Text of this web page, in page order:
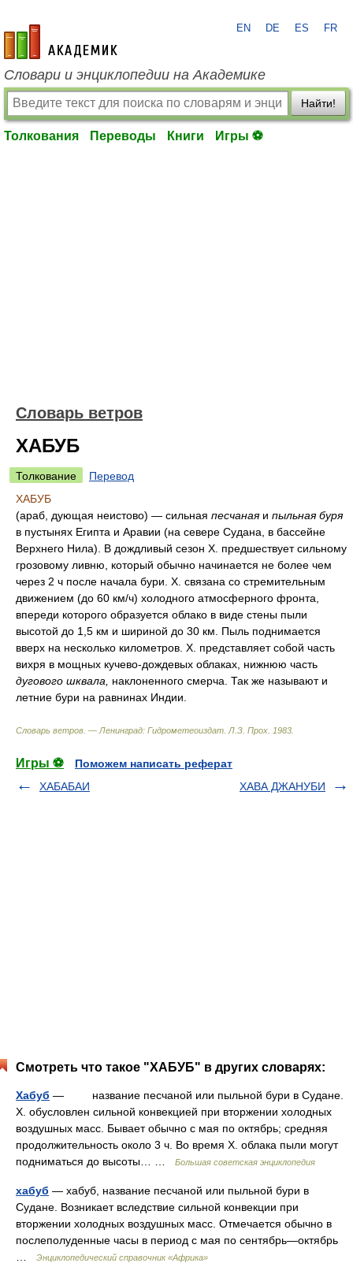
academic.ru
EN DE ES FR
Словари и энциклопедии на Академике
Найти!
Толкования Переводы Книги Игры ⚽
Словарь ветров
ХАБУБ
Толкование
Перевод
ХАБУБ
(араб, дующая неистово) — сильная песчаная и пыльная буря
в пустынях Египта и Аравии (на севере Судана, в бассейне
Верхнего Нила). В дождливый сезон X. предшествует сильному
грозовому ливню, который обычно начинается не более чем
через 2 ч после начала бури. X. связана со стремительным
движением (до 60 км/ч) холодного атмосферного фронта,
впереди которого образуется облако в виде стены пыли
высотой до 1,5 км и шириной до 30 км. Пыль поднимается
вверх на несколько километров. X. представляет собой часть
вихря в мощных кучево-дождевых облаках, нижнюю часть
дугового шквала, наклоненного смерча. Так же называют и
летние бури на равнинах Индии.
Словарь ветров. — Ленинград: Гидрометеоиздат Л.З. Прох 1983
Игры ⚽
Поможем написать реферат
ХАБАБАИ
ХАВА ДЖАНУБИ
Смотреть что такое "ХАБУБ" в других словарях:
Хабуб — название песчаной или пыльной бури в Судане.
Х. обусловлен сильной конвекцией при вторжении холодных
воздушных масс. Бывает обычно с мая по октябрь; средняя
продолжительность около 3 ч. Во время Х. облака пыли могут
подниматься до высоты… …
Большая советская энциклопедия
хабуб — хабуб, название песчаной или пыльной бури в
Судане. Возникает вследствие сильной конвекции при
вторжении холодных воздушных масс. Отмечается обычно в
послеполуденные часы в период с мая по сентябрь—октябрь
Энциклопедический справочник «Африка»